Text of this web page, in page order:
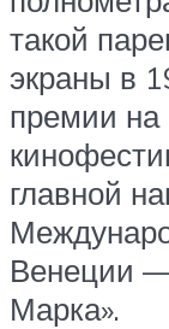
такой
экраны в
премии
главной
Венеции —
Марка».